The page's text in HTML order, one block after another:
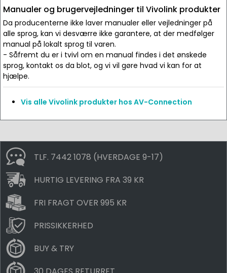
Manualer og brugervejledninger til Vivolink produkter
Da producenterne ikke laver manualer eller vejledninger på
alle sprog, kan vi desværre ikke garantere, at der medfølger
manual på lokalt sprog til varen.
- Såfremt du er i tvivl om en manual findes i det ønskede
sprog, kontakt os da blot, og vi vil gøre hvad vi kan for at
hjælpe.
Vis alle Vivolink produkter hos AV-Connection
TLF. 7442 1078 (HVERDAGE 9-17)
HURTIG LEVERING FRA 39 KR
FRI FRAGT OVER 995 KR
PRISSIKKERHED
BUY & TRY